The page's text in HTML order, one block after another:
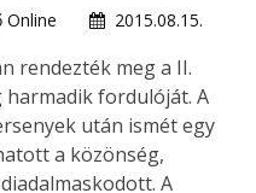
Online
2015.08.15.
rendezték meg a II.
fordulóját. A
után ismét egy
a közönség,
A